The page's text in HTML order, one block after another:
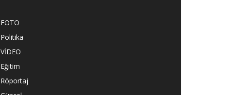
FOTO
Politika
VİDEO
Eğitim
Röportaj